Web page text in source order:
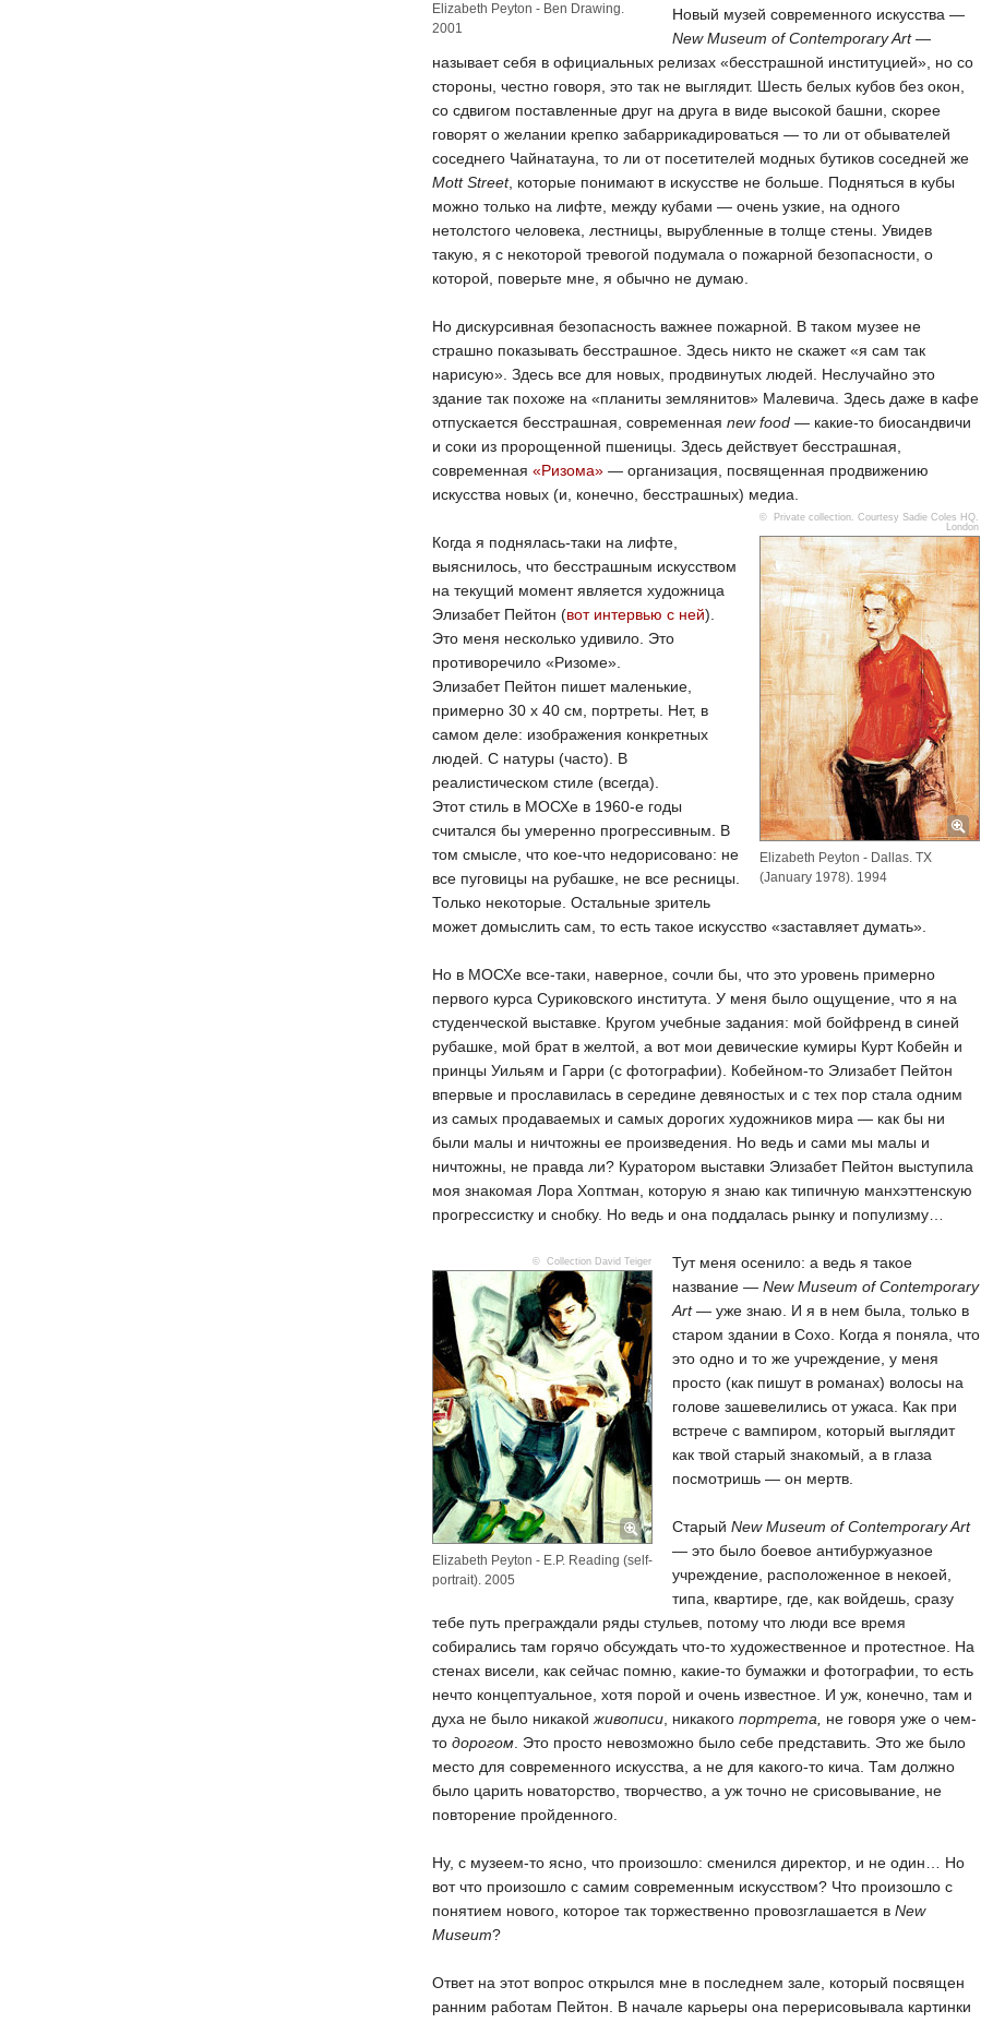
Elizabeth Peyton - Ben Drawing.
2001
Новый музей современного искусства —
New Museum of Contemporary Art—
называет себя в официальных релизах «бесстрашной институцией», но со
стороны, честно говоря, это так не выглядит. Шесть белых кубов без окон,
со сдвигом поставленные друг на друга в виде высокой башни, скорее
говорят о желании крепко забаррикадироваться — то ли от обывателей
соседнего Чайнатауна, то ли от посетителей модных бутиков соседней же
Mott Street, которые понимают в искусстве не больше. Подняться в кубы
можно только на лифте, между кубами — очень узкие, на одного
нетолстого человека, лестницы, вырубленные в толще стены. Увидев
такую, я с некоторой тревогой подумала о пожарной безопасности, о
которой, поверьте мне, я обычно не думаю.
Но дискурсивная безопасность важнее пожарной. В таком музее не
страшно показывать бесстрашное. Здесь никто не скажет «я сам так
нарисую». Здесь все для новых, продвинутых людей. Неслучайно это
здание так похоже на «планиты землянитов» Малевича. Здесь даже в кафе
отпускается бесстрашная, современная new food — какие-то биосандвичи
и соки из пророщенной пшеницы. Здесь действует бесстрашная,
современная «Ризома» — организация, посвященная продвижению
искусства новых (и, конечно, бесстрашных) медиа.
© Private collection. Courtesy Sadie Coles HQ.
London
Elizabeth Peyton - Dallas. TX
(January 1978). 1994
Когда я поднялась-таки на лифте,
выяснилось, что бесстрашным искусством
на текущий момент является художница
Элизабет Пейтон (вот интервью с ней).
Это меня несколько удивило. Это
противоречило «Ризоме».
Элизабет Пейтон пишет маленькие,
примерно 30 х 40 см, портреты. Нет, в
самом деле: изображения конкретных
людей. С натуры (часто). В
реалистическом стиле (всегда).
Этот стиль в МОСХе в 1960-е годы
считался бы умеренно прогрессивным. В
том смысле, что кое-что недорисовано: не
все пуговицы на рубашке, не все ресницы.
Только некоторые. Остальные зритель
может домыслить сам, то есть такое искусство «заставляет думать».
Но в МОСХе все-таки, наверное, сочли бы, что это уровень примерно
первого курса Суриковского института. У меня было ощущение, что я на
студенческой выставке. Кругом учебные задания: мой бойфренд в синей
рубашке, мой брат в желтой, а вот мои девические кумиры Курт Кобейн и
принцы Уильям и Гарри (с фотографии). Кобейном-то Элизабет Пейтон
впервые и прославилась в середине девяностых и с тех пор стала одним
из самых продаваемых и самых дорогих художников мира — как бы ни
были малы и ничтожны ее произведения. Но ведь и сами мы малы и
ничтожны, не правда ли? Куратором выставки Элизабет Пейтон выступила
моя знакомая Лора Хоптман, которую я знаю как типичную манхэттенскую
прогрессистку и снобку. Но ведь и она поддалась рынку и популизму…
© Collection David Teiger
Elizabeth Peyton - E.P. Reading (self-
portrait). 2005
Тут меня осенило: а ведь я такое
название — New Museum of Contemporary
Art— уже знаю. И я в нем была, только в
старом здании в Сохо. Когда я поняла, что
это одно и то же учреждение, у меня
просто (как пишут в романах) волосы на
голове зашевелились от ужаса. Как при
встрече с вампиром, который выглядит
как твой старый знакомый, а в глаза
посмотришь — он мертв.
Старый New Museum of Contemporary Art
— это было боевое антибуржуазное
учреждение, расположенное в некоей,
типа, квартире, где, как войдешь, сразу
тебе путь преграждали ряды стульев, потому что люди все время
собирались там горячо обсуждать что-то художественное и протестное. На
стенах висели, как сейчас помню, какие-то бумажки и фотографии, то есть
нечто концептуальное, хотя порой и очень известное. И уж, конечно, там и
духа не было никакой живописи , никакого портрета,
не говоря уже о чем-
то дорогом . Это просто невозможно было себе представить. Это же было
место для современного искусства, а не для какого-то кича. Там должно
было царить новаторство, творчество, а уж точно не срисовывание, не
повторение пройденного.
Ну, с музеем-то ясно, что произошло: сменился директор, и не один… Но
вот что произошло с самим современным искусством? Что произошло с
понятием нового, которое так торжественно провозглашается в New
Museum?
Ответ на этот вопрос открылся мне в последнем зале, который посвящен
ранним работам Пейтон. В начале карьеры она перерисовывала картинки